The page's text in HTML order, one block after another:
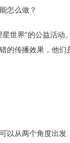
怎么做？
世界”的公益活
的传播效果，他们
以从两个角度出